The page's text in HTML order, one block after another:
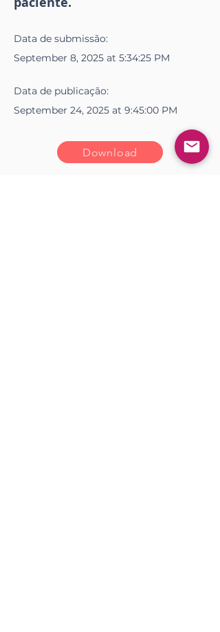
Data de submissão:
September 8, 2025 at 5:34:25 PM
Data de publicação:
September 24, 2025 at 9:45:00 PM
Download